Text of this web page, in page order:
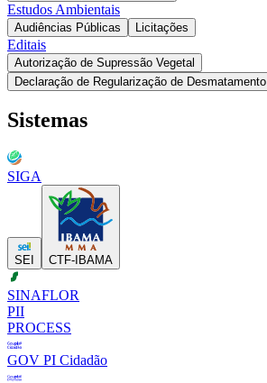
Estudos Ambientais
Audiências Públicas Licitações
Editais
Autorização de Supressão Vegetal
Declaração de Regularização de Desmatamento
Sistemas
SIGA
SEI CTF-IBAMA
SINAFLOR
PII
PROCESS
GOV PI Cidadão